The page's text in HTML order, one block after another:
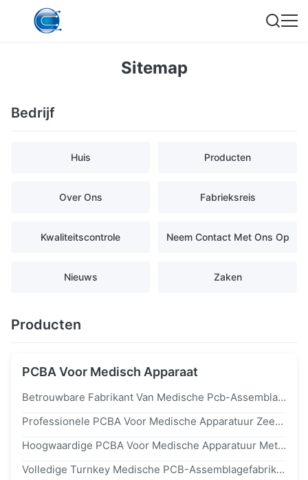
Sitemap
Bedrijf
Huis Producten
Over Ons Fabrieksreis
Kwaliteitscontrole Neem Contact Met Ons Op
Nieuws Zaken
Producten
PCBA Voor Medisch Apparaat
Betrouwbare Fabrikant Van Medische Pcb-Assemblage One-Stop Full Turnkey PCBA-Oplossingen Voor Wereldwijde Klanten
Professionele PCBA Voor Medische Apparatuur Zeer Nauwkeurige PCB-Assemblage Voor Diagnostische En Automatiseringsapparatuur
Hoogwaardige PCBA Voor Medische Apparatuur Met Snelle Prototyping & Massaproductie Voor Medische Elektronica
Volledige Turnkey Medische PCB-Assemblagefabrikant Met iso13485 Gecertificeerde Aangepaste PCBA-Oplossingen